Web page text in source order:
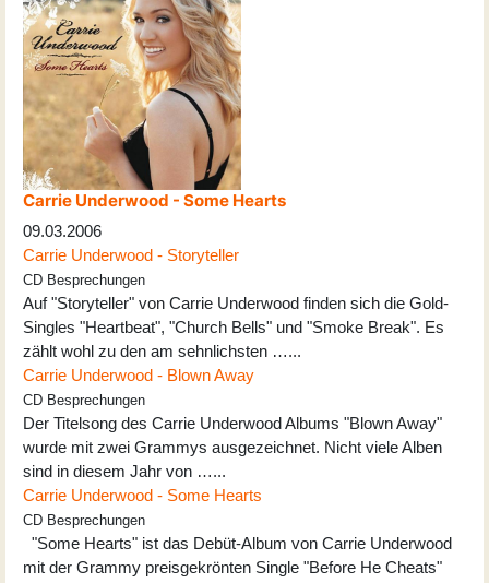
Carrie Underwood - Some Hearts
09.03.2006
Carrie Underwood - Storyteller
CD Besprechungen
Auf "Storyteller" von Carrie Underwood finden sich die Gold-
Singles "Heartbeat", "Church Bells" und "Smoke Break". Es
zählt wohl zu den am sehnlichsten …...
Carrie Underwood - Blown Away
CD Besprechungen
Der Titelsong des Carrie Underwood Albums "Blown Away"
wurde mit zwei Grammys ausgezeichnet. Nicht viele Alben
sind in diesem Jahr von …...
Carrie Underwood - Some Hearts
CD Besprechungen
"Some Hearts" ist das Debüt-Album von Carrie Underwood
mit der Grammy preisgekrönten Single "Before He Cheats"